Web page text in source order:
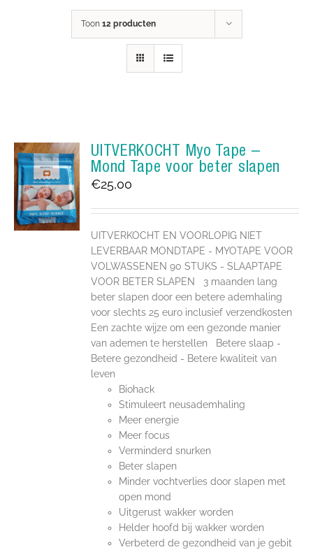
Toon 12 producten
UITVERKOCHT Myo Tape –
Mond Tape voor beter slapen
€25,00
UITVERKOCHT EN VOORLOPIG NIET
LEVERBAAR MONDTAPE - MYOTAPE VOOR
VOLWASSENEN 90 STUKS - SLAAPTAPE
VOOR BETER SLAPEN 3 maanden lang
beter slapen door een betere ademhaling
voor slechts 25 euro inclusief verzendkosten
Een zachte wijze om een gezonde manier
van ademen te herstellen Betere slaap -
Betere gezondheid - Betere kwaliteit van
leven
Biohack
Stimuleert neusademhaling
Meer energie
Meer focus
Verminderd snurken
Beter slapen
Minder vochtverlies door slapen met
open mond
Uitgerust wakker worden
Helder hoofd bij wakker worden
Verbeterd de gezondheid van je gebit